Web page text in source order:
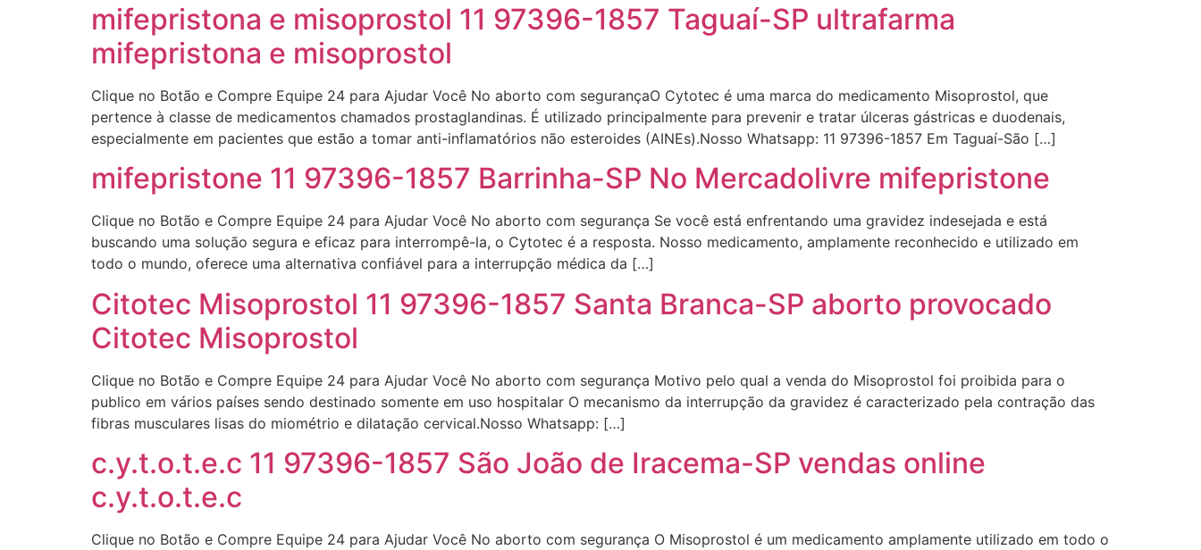
mifepristona e misoprostol 11 97396-1857 Taguaí-SP ultrafarma
mifepristona e misoprostol
Clique no Botão e Compre Equipe 24 para Ajudar Você No aborto com segurançaO Cytotec é uma marca do medicamento Misoprostol, que
pertence à classe de medicamentos chamados prostaglandinas. É utilizado principalmente para prevenir e tratar úlceras gástricas e duodenais,
especialmente em pacientes que estão a tomar anti-inflamatórios não esteroides (AINEs).Nosso Whatsapp: 11 97396-1857 Em Taguaí-São […]
mifepristone 11 97396-1857 Barrinha-SP No Mercadolivre mifepristone
Clique no Botão e Compre Equipe 24 para Ajudar Você No aborto com segurança Se você está enfrentando uma gravidez indesejada e está
buscando uma solução segura e eficaz para interrompê-la, o Cytotec é a resposta. Nosso medicamento, amplamente reconhecido e utilizado em
todo o mundo, oferece uma alternativa confiável para a interrupção médica da […]
Citotec Misoprostol 11 97396-1857 Santa Branca-SP aborto provocado
Citotec Misoprostol
Clique no Botão e Compre Equipe 24 para Ajudar Você No aborto com segurança Motivo pelo qual a venda do Misoprostol foi proibida para o
publico em vários países sendo destinado somente em uso hospitalar O mecanismo da interrupção da gravidez é caracterizado pela contração das
fibras musculares lisas do miométrio e dilatação cervical.Nosso Whatsapp: […]
c.y.t.o.t.e.c 11 97396-1857 São João de Iracema-SP vendas online
c.y.t.o.t.e.c
Clique no Botão e Compre Equipe 24 para Ajudar Você No aborto com segurança O Misoprostol é um medicamento amplamente utilizado em todo o
em http://www.proaborto.com)
Eu estou preparada em varias
22/05/2026 17:09:20
em http://www.proaborto.com)
Entao q seja
22/05/2026 17:09:25
http://www.proaborto.com)
começa a sair um líquido
transparente, se é normal ?
Deve ser normal